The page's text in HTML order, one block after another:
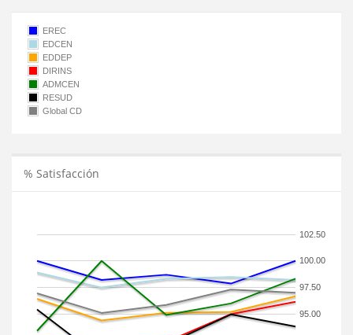
EREC
EDCEN
EDDEP
DIRINS
ADMCEN
RESUD
Global CD
% Satisfacción
95.00
97.50
100.00
102.50